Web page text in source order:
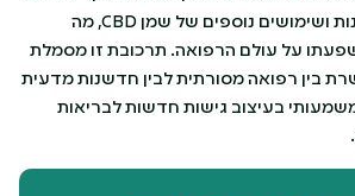
זה צפויה לחשוף יתרונות ושימושים נוספים של שמן CBD, מה
על עולם הרפואה. תרכובת זו מסמלת
בין רפואה מסורתית לבין חדשנות מדעית
בעיצוב גישות חדשות לבריאות